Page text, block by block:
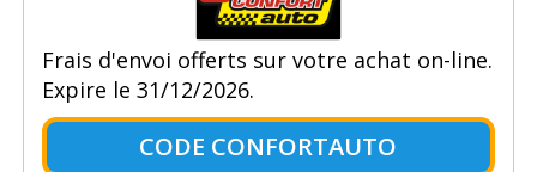
Frais d'envoi offerts sur votre achat on-line.
Expire le 31/12/2026.
CODE CONFORTAUTO